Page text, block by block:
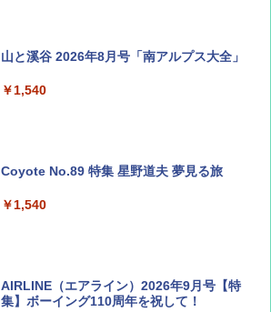
山と溪谷 2026年8月号「南アルプス大全」
￥1,540
Coyote No.89 特集 星野道夫 夢見る旅
￥1,540
AIRLINE（エアライン）2026年9月号【特
集】ボーイング110周年を祝して！